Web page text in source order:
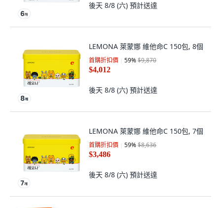
後天 8/8 (六) 預計送達
LEMONA 萊蒙娜 維他命C 150包, 8個
首購折扣價 59%$9,870
$4,012
後天 8/8 (六) 預計送達
LEMONA 萊蒙娜 維他命C 150包, 7個
首購折扣價 59%$8,636
$3,486
後天 8/8 (六) 預計送達